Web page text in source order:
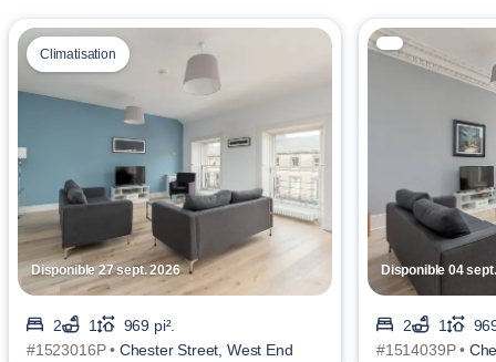
Disponible 27 sept. 2026
Climatisation
2 1
969 pi².
#1523016P • Chester Street, West End
Disponible 04
2 1
#1514039P •